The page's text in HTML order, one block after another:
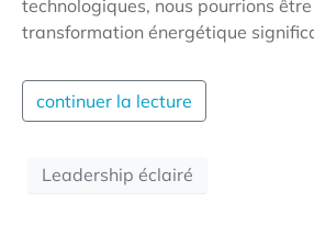
technologiques, nous pourrions être
transformation énergétique
continuer la lecture
Leadership éclairé